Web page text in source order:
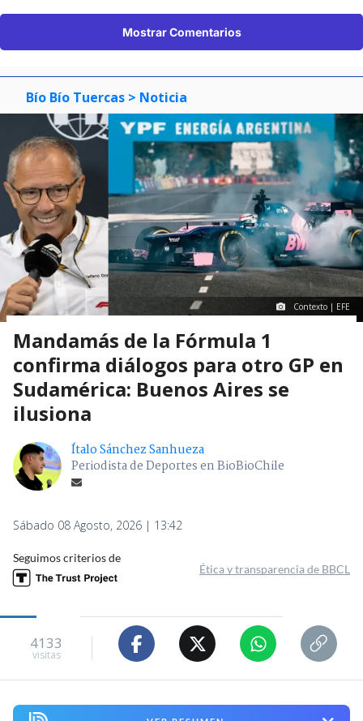
Mostrar Comentarios
Bío Bío Tuercas > Noticia
Contexto | EFE
Mandamás de la Fórmula 1
confirma diálogos para otro GP en
Sudamérica: Buenos Aires se
ilusiona
Ítalo Sánchez Sanhueza
Periodista de Deportes en BioBioChile
Sábado 08 Agosto, 2026 | 13:42
Seguimos criterios de
Ética y transparencia de BBCL
4133
visitas